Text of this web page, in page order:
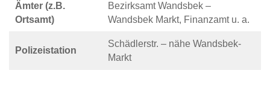
Ämter (z.B.
Ortsamt)
Bezirksamt Wandsbek –
Wandsbek Markt, Finanzamt u. a.
Polizeistation
Schädlerstr. – nähe Wandsbek-
Markt